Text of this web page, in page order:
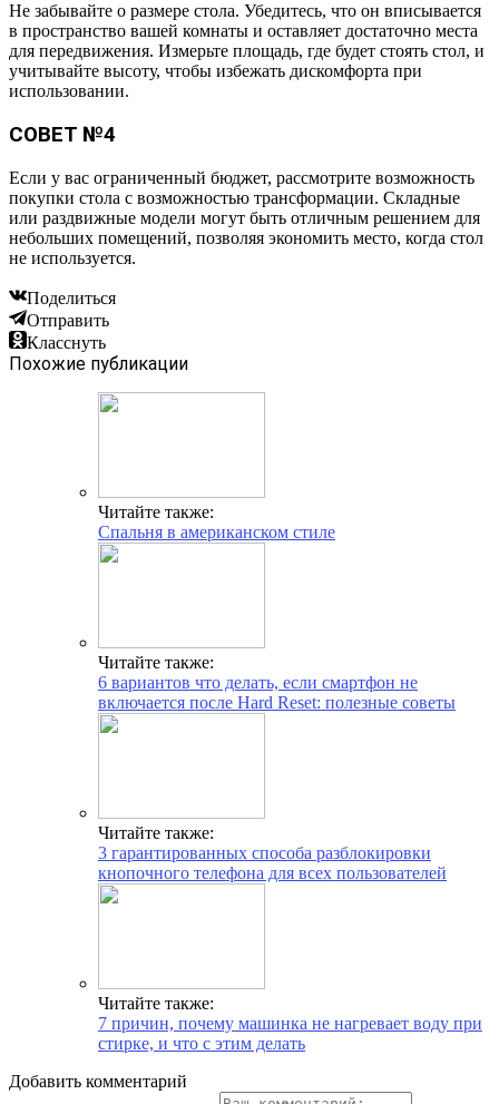
Не забывайте о размере стола. Убедитесь, что он вписывается
в пространство вашей комнаты и оставляет достаточно места
для передвижения. Измерьте площадь, где будет стоять стол, и
учитывайте высоту, чтобы избежать дискомфорта при
использовании.
СОВЕТ №4
Если у вас ограниченный бюджет, рассмотрите возможность
покупки стола с возможностью трансформации. Складные
или раздвижные модели могут быть отличным решением для
небольших помещений, позволяя экономить место, когда стол
не используется.
Поделиться
Отправить
Класснуть
Похожие публикации
Читайте также:
Спальня в американском стиле
Читайте также:
6 вариантов что делать, если смартфон не
включается после Hard Reset: полезные советы
Читайте также:
3 гарантированных способа разблокировки
кнопочного телефона для всех пользователей
Читайте также:
7 причин, почему машинка не нагревает воду при
стирке, и что с этим делать
Добавить комментарий